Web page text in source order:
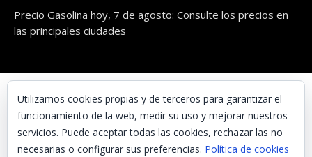
Precio Gasolina hoy, 7 de agosto: Consulte los precios en
las principales ciudades
© UNAENERGÍA, S.L.
Inicio
Contacta con nosotros
Utilizamos cookies propias y de terceros para garantizar el
funcionamiento de la web, medir su uso y mejorar nuestros
servicios. Puede aceptar todas las cookies, rechazar las no
necesarias o configurar sus preferencias. Política de cookies